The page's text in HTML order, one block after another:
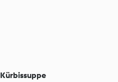
Kürbissuppe